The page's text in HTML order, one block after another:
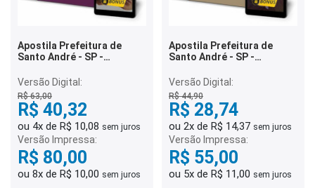
Apostila Prefeitura de
Santo André - SP -
Secretarias Diversas e
Assistente Social
(Secretaria de Assistência
Social)
Versão Digital:
R$ 63,00
R$ 40,32
ou 4x de R$ 10,08 sem juros
Versão Impressa:
R$ 80,00
ou 8x de R$ 10,00 sem juros
Apostila Prefeitura de
Santo André - SP -
Assistência Social)
Versão Digital:
R$ 44,90
R$ 28,74
ou 2x de R$ 14,37 sem juros
Versão Impressa:
R$ 55,00
ou 5x de R$ 11,00 sem juros